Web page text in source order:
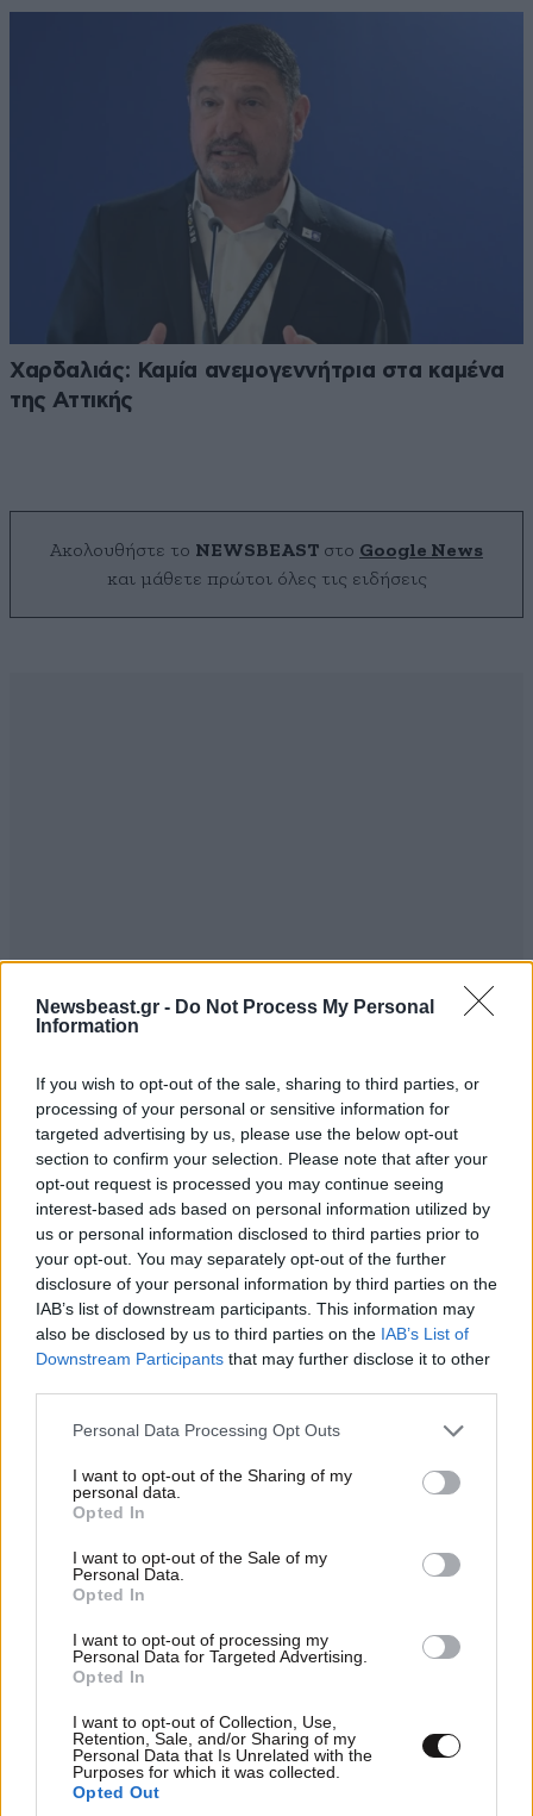
Newsbeast.gr - Do Not Process My Personal
Information
If you wish to opt-out of the sale, sharing to third parties, or
processing of your personal or sensitive information for
targeted advertising by us, please use the below opt-out
section to confirm your selection. Please note that after your
opt-out request is processed you may continue seeing
interest-based ads based on personal information utilized by
us or personal information disclosed to third parties prior to
your opt-out. You may separately opt-out of the further
disclosure of your personal information by third parties on the
IAB’s list of downstream participants. This information may
also be disclosed by us to third parties on the IAB’s List of
Downstream Participants that may further disclose it to other
Please note that this website/app uses one or more Google
not limited to your visit or usage behaviour. You may click to
grant or deny consent to Google and its third-party tags to
use your data for below specified purposes in below Google
consent section.
Personal Data Processing Opt Outs
I want to opt-out of the Sharing of my
personal data.
Opted In
I want to opt-out of the Sale of my
Personal Data.
Opted In
I want to opt-out of processing my
Personal Data for Targeted Advertising.
Opted In
I want to opt-out of Collection, Use,
Retention, Sale, and/or Sharing of my
Personal Data that Is Unrelated with the
Purposes for which it was collected.
Opted Out
Χαρδαλιάς: Καμία ανεμογεννήτρια στα καμένα
της Αττικής
Ακολουθήστε το NEWSBEAST στο Google News
και μάθετε πρώτοι όλες τις ειδήσεις
0 ΣΧΌΛΙΑ ΑΝΑΓΝΩΣΤΏΝ
ΠΡΟΣΘΕΣΤΕ ΤΟ ΣΧΟΛΙΟ ΣΑΣ
Xαρακτήρες: 0/1000
TRENDING